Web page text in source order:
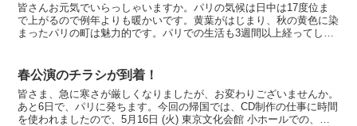
皆さんお元気でいらっしゃいますか。パリの気候は日中は17度位ま
で上がるので例年よりも暖かいです。黄葉がはじまり、秋の黄色に染
まったパリの町は魅力的です。パリでの生活も3週間以上経ってしま
春公演のチラシが到着！
皆さま、急に寒さが厳しくなりましたが、お変わりございませんか。
あと6日で、パリに発ちます。今回の帰国では、CD制作の仕事に時間
を使われましたので、5月16日 (火) 東京文化会館 小ホールでの、